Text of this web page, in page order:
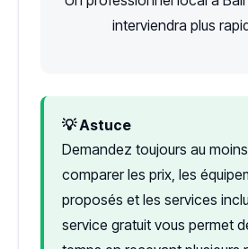
interviendra plus
💡 Astuce
Demandez toujours au moins
comparer les prix, les
proposés et les services
service gratuit vous permet